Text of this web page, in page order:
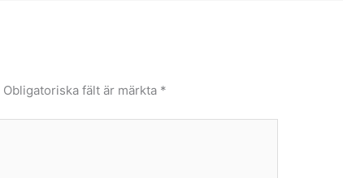
Obligatoriska fält är märkta *